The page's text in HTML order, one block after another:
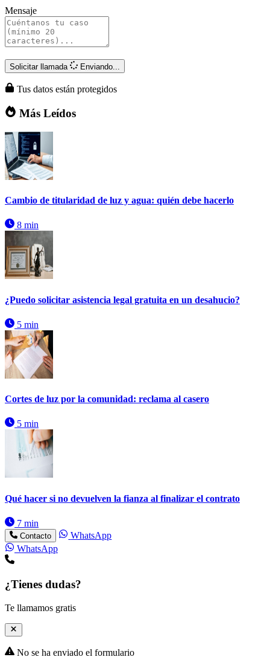
Mensaje
Solicitar llamada Enviando...
Tus datos están protegidos
Más Leídos
Cambio de titularidad de luz y agua: quién debe hacerlo
8 min
¿Puedo solicitar asistencia legal gratuita en un desahucio?
5 min
Cortes de luz por la comunidad: reclama al casero
5 min
Qué hacer si no devuelven la fianza al finalizar el contrato
7 min
Contacto
WhatsApp
WhatsApp
¿Tienes dudas?
Te llamamos gratis
No se ha enviado el formulario